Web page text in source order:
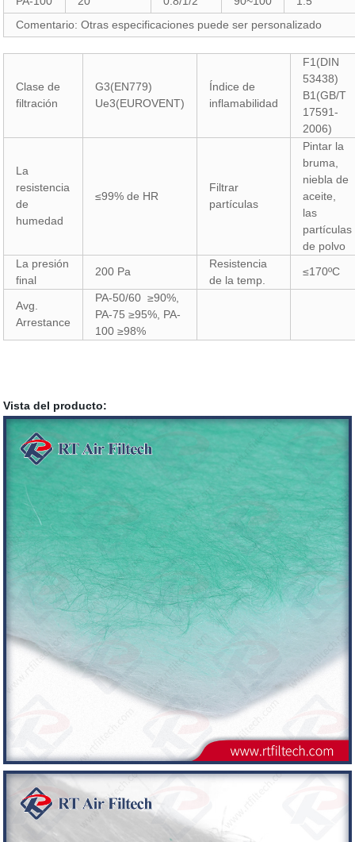
Comentario: Otras especificaciones puede ser personalizado
Clase de
filtración
G3(EN779)
Ue3(EUROVENT)
Índice de
inflamabilidad
F1(DIN
53438)
B1(GB/T
17591-
2006)
La
resistencia
de
humedad
≤99% de HR
Filtrar
partículas
Pintar la
bruma,
niebla de
aceite,
las
partículas
de polvo
La presión
final
200 Pa
Resistencia
de la temp.
≤170ºC
Avg.
Arrestance
PA-50/60 ≥90%,
PA-75 ≥95%, PA-
100 ≥98%
Vista del producto: